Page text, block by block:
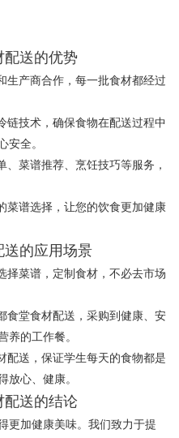
配送的优势
生产商合作，每一批食材都经过
链技术，确保食物在配送过程中
安全。
菜谱推荐、烹饪技巧等服务，
菜谱选择，让您的饮食更加健康
送的应用场景
择菜谱，定制食材，不必去市场
食堂食材配送，采购到健康、安
养的工作餐。
配送，保证学生每天的食物都是
放心、健康。
配送的结论
更加健康美味。我们致力于提